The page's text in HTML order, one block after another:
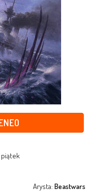
piątek
Arysta: Beastwars